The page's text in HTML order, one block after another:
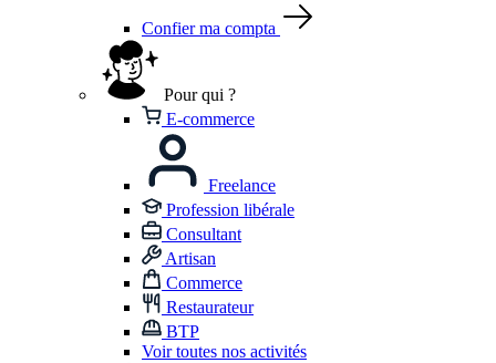
Confier ma compta
Pour qui ?
E-commerce
Freelance
Profession libérale
Consultant
Artisan
Commerce
Restaurateur
BTP
Voir toutes nos activités